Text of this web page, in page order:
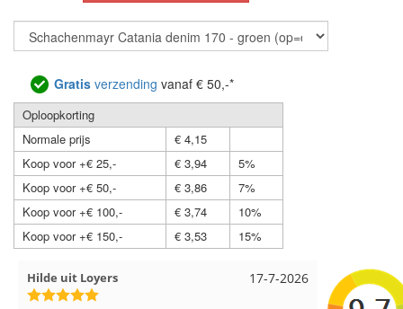
Gratis verzending vanaf € 50,-*
Oploopkorting
Normale prijs
€ 4,15
Koop voor +€ 25,-
€ 3,94
5%
Koop voor +€ 50,-
€ 3,86
7%
Koop voor +€ 100,-
€ 3,74
10%
Koop voor +€ 150,-
€ 3,53 15%
17-7-2026 12-7-
Loes uit EMMELOORD